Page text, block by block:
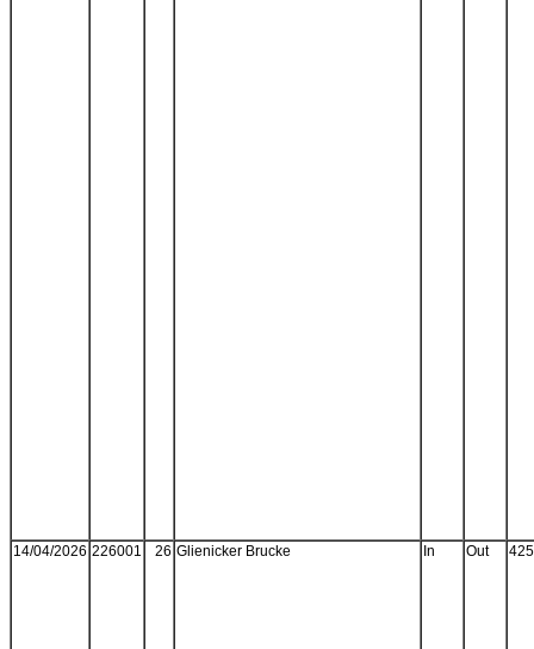
14/04/2026 226001 26 Glienicker Brucke In Out 425